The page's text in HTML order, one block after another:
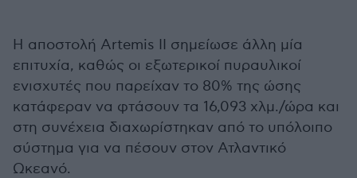
Η αποστολή Artemis II σημείωσε άλλη μία
επιτυχία, καθώς οι εξωτερικοί πυραυλικοί
ενισχυτές που παρείχαν το 80% της ώσης
κατάφεραν να φτάσουν τα 16,093 χλμ./ώρα και
στη συνέχεια διαχωρίστηκαν από το υπόλοιπο
σύστημα για να πέσουν στον Ατλαντικό
Ωκεανό.